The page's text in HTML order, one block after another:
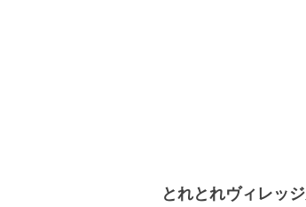
とれとれヴィレッ